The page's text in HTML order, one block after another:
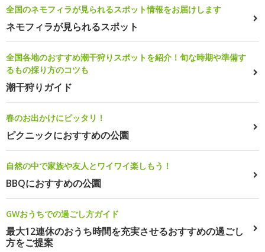
全国のネモフィラが見られるスポット情報をお届けします
ネモフィラが見られるスポット
全国各地のおすすめ潮干狩りスポットを紹介！旬な時期や準備す
るもの採り方のコツも
潮干狩りガイド
春のお出かけにピッタリ！
ピクニックにおすすめの公園
自然の中で家族や友人とワイワイ楽しもう！
BBQにおすすめの公園
GWおうちでの過ごし方ガイド
最大12連休のおうち時間を充実させるおすすめの過ごし
方をご提案